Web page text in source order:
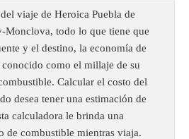
viaje de Heroica Puebla de
Monclova, todo lo que tiene que
y el destino, la economía de
como el millaje de su
Calcular el costo del
desea tener una estimación de
calculadora le brinda una
de combustible mientras viaja.